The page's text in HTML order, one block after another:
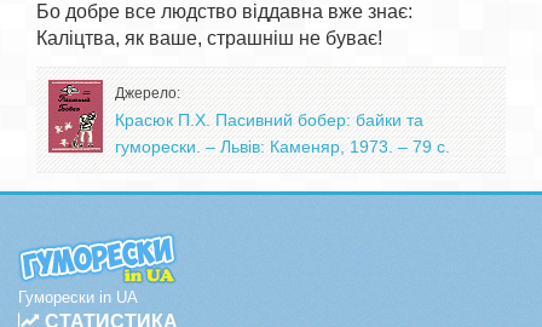
Бо добре все людство віддавна вже знає:
Джерело:
Красюк П.Х. Пасивний бобер: байки та
гуморески. – Львів: Каменяр, 1973. – 79 с.
Гуморески in UA
СТАТИСТИКА